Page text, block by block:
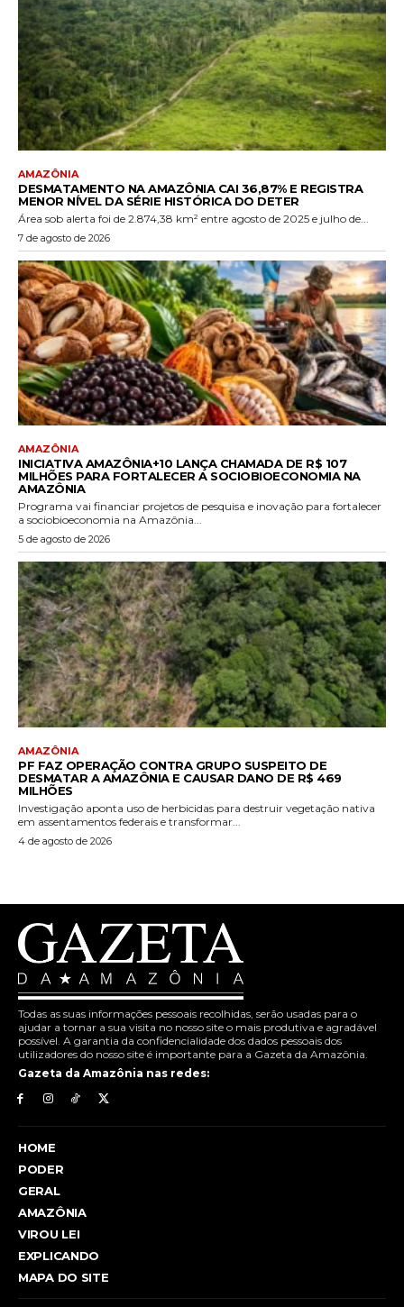
AMAZÔNIA
DESMATAMENTO NA AMAZÔNIA CAI 36,87% E REGISTRA
MENOR NÍVEL DA SÉRIE HISTÓRICA DO DETER
Área sob alerta foi de 2.874,38 km² entre agosto de 2025 e julho de...
7 de agosto de 2026
AMAZÔNIA
INICIATIVA AMAZÔNIA+10 LANÇA CHAMADA DE R$ 107
MILHÕES PARA FORTALECER A SOCIOBIOECONOMIA NA
AMAZÔNIA
Programa vai financiar projetos de pesquisa e inovação para fortalecer
a sociobioeconomia na Amazônia...
5 de agosto de 2026
AMAZÔNIA
PF FAZ OPERAÇÃO CONTRA GRUPO SUSPEITO DE
DESMATAR A AMAZÔNIA E CAUSAR DANO DE R$ 469
MILHÕES
Investigação aponta uso de herbicidas para destruir vegetação nativa
em assentamentos federais e transformar...
4 de agosto de 2026
Todas as suas informações pessoais recolhidas, serão usadas para o
ajudar a tornar a sua visita no nosso site o mais produtiva e agradável
possível. A garantia da confidencialidade dos dados pessoais dos
utilizadores do nosso site é importante para a Gazeta da Amazônia.
Gazeta da Amazônia nas redes:
HOME
PODER
GERAL
AMAZÔNIA
VIROU LEI
EXPLICANDO
MAPA DO SITE